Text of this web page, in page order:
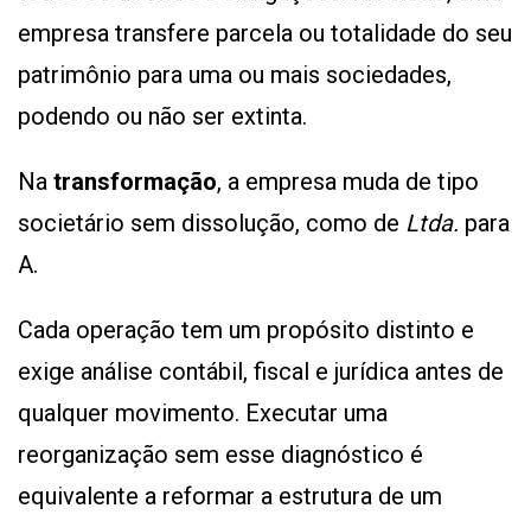
empresa transfere parcela ou totalidade do seu
patrimônio para uma ou mais sociedades,
podendo ou não ser extinta.
Na transformação, a empresa muda de tipo
societário sem dissolução, como de Ltda. para
A.
Cada operação tem um propósito distinto e
exige análise contábil, fiscal e jurídica antes de
qualquer movimento. Executar uma
reorganização sem esse diagnóstico é
equivalente a reformar a estrutura de um